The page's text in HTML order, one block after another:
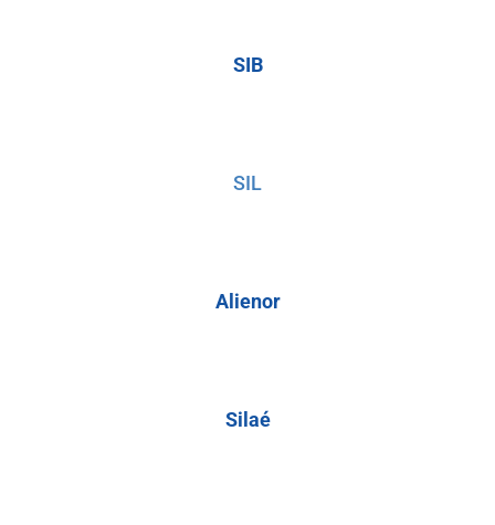
SIB
SIL
Alienor
Silaé